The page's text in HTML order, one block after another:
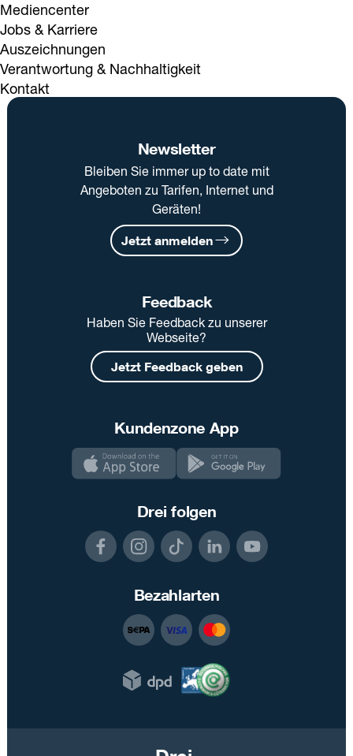
Mediencenter
Jobs & Karriere
Auszeichnungen
Verantwortung & Nachhaltigkeit
Kontakt
Newsletter
Bleiben Sie immer up to date mit
Angeboten zu Tarifen, Internet und
Geräten!
Jetzt anmelden
Feedback
Haben Sie Feedback zu unserer
Webseite?
Jetzt Feedback geben
Kundenzone App
Drei folgen
Bezahlarten